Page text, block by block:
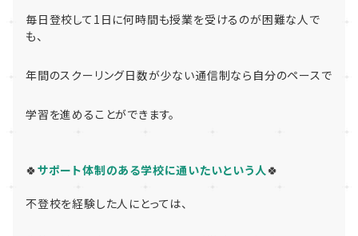
毎日登校して1日に何時間も授業を受けるのが困難な人で
も、
年間のスクーリング日数が少ない通信制なら自分のペースで
学習を進めることができます。
🍀サポート体制のある学校に通いたいという人🍀
不登校を経験した人にとっては、